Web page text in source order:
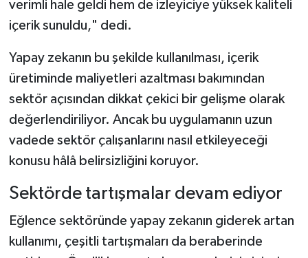
verimli hale geldi hem de izleyiciye yüksek kaliteli
içerik sunuldu," dedi.
Yapay zekanın bu şekilde kullanılması, içerik
üretiminde maliyetleri azaltması bakımından
sektör açısından dikkat çekici bir gelişme olarak
değerlendiriliyor. Ancak bu uygulamanın uzun
vadede sektör çalışanlarını nasıl etkileyeceği
konusu hâlâ belirsizliğini koruyor.
Sektörde tartışmalar devam ediyor
Eğlence sektöründe yapay zekanın giderek artan
kullanımı, çeşitli tartışmaları da beraberinde
Tavşanlı
Teknoloji
Türkiye
Video Galeri
Yemek Tarifleri